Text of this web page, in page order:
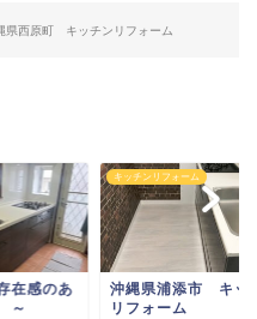
県西原町 キッチンリフォーム
感のあ
～
キッチンリフォーム
沖縄県浦添市 キッ
リフォーム